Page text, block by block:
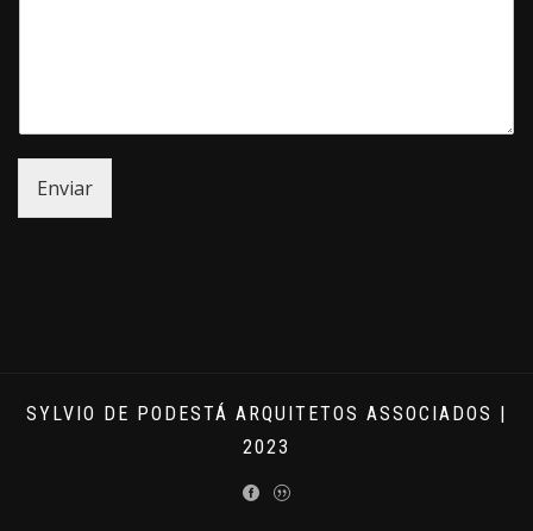
Enviar
SYLVIO DE PODESTÁ ARQUITETOS ASSOCIADOS |
2023